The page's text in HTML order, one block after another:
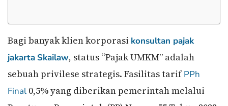
Bagi banyak klien korporasi konsultan pajak
jakarta Skailaw, status “Pajak UMKM” adalah
sebuah privilese strategis. Fasilitas tarifPPh
Final 0,5% yang diberikan pemerintah melalui